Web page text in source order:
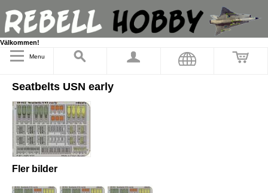
Välkommen!
Menu
Seatbelts USN early
Fler bilder